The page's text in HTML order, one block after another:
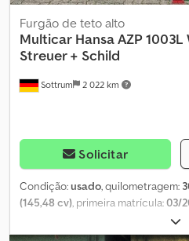
Sottrum 2 022 km
Furgão de teto alto
Multicar Hansa AZP
Streuer + Schild
Solicitar
Condição:usado, quilometragem:
(145,48 cv), primeira matrícula:03/
,
peso total:7 000 kg, configuração